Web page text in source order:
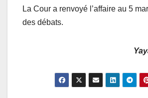
La Cour a renvoyé l’affaire au 5
des débats.